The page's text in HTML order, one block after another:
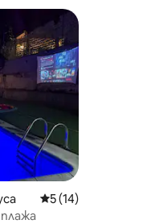
Средна оценка:
5 (14)